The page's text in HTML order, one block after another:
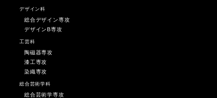
デザイン科
総合デザイン専攻
デザインB専攻
工芸科
陶磁器専攻
漆工専攻
染織専攻
総合芸術学科
総合芸術学専攻